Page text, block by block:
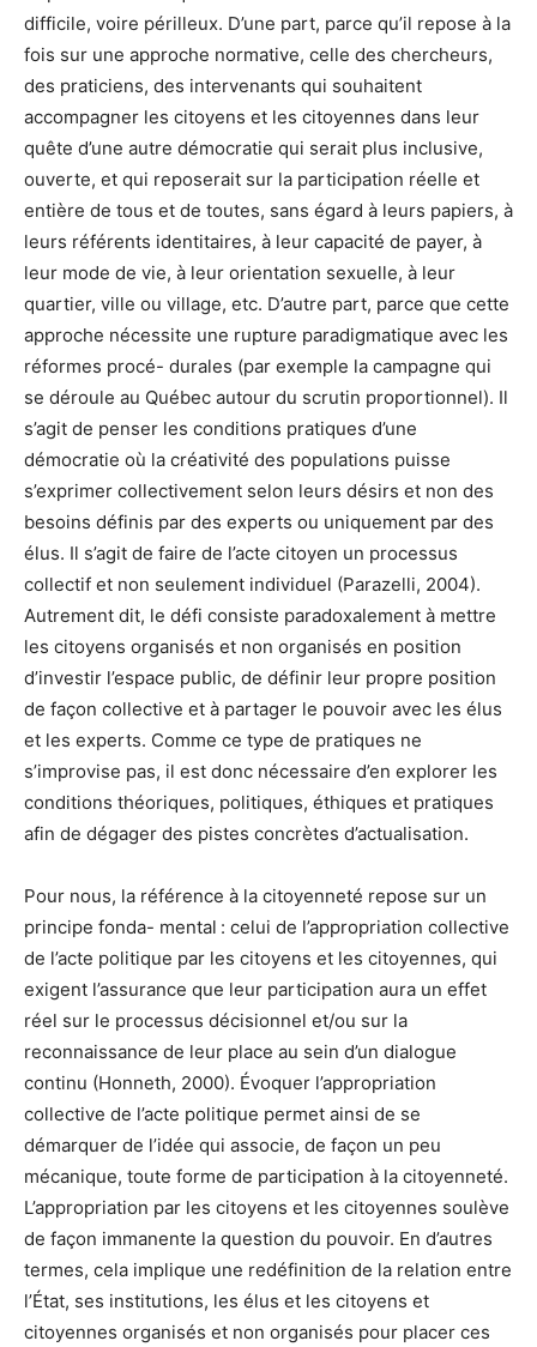
difficile, voire périlleux. D’une part, parce qu’il repose à la
fois sur une approche normative, celle des chercheurs,
des praticiens, des intervenants qui souhaitent
accompagner les citoyens et les citoyennes dans leur
quête d’une autre démocratie qui serait plus inclusive,
ouverte, et qui reposerait sur la participation réelle et
entière de tous et de toutes, sans égard à leurs papiers, à
leurs référents identitaires, à leur capacité de payer, à
leur mode de vie, à leur orientation sexuelle, à leur
quartier, ville ou village, etc. D’autre part, parce que cette
approche nécessite une rupture paradigmatique avec les
réformes procé- durales (par exemple la campagne qui
se déroule au Québec autour du scrutin proportionnel). Il
s’agit de penser les conditions pratiques d’une
démocratie où la créativité des populations puisse
s’exprimer collectivement selon leurs désirs et non des
besoins définis par des experts ou uniquement par des
élus. Il s’agit de faire de l’acte citoyen un processus
collectif et non seulement individuel (Parazelli, 2004).
Autrement dit, le défi consiste paradoxalement à mettre
les citoyens organisés et non organisés en position
d’investir l’espace public, de définir leur propre position
de façon collective et à partager le pouvoir avec les élus
et les experts. Comme ce type de pratiques ne
s’improvise pas, il est donc nécessaire d’en explorer les
conditions théoriques, politiques, éthiques et pratiques
afin de dégager des pistes concrètes d’actualisation.
Pour nous, la référence à la citoyenneté repose sur un
principe fonda- mental : celui de l’appropriation collective
de l’acte politique par les citoyens et les citoyennes, qui
exigent l’assurance que leur participation aura un effet
réel sur le processus décisionnel et/ou sur la
reconnaissance de leur place au sein d’un dialogue
continu (Honneth, 2000). Évoquer l’appropriation
collective de l’acte politique permet ainsi de se
démarquer de l’idée qui associe, de façon un peu
mécanique, toute forme de participation à la citoyenneté.
L’appropriation par les citoyens et les citoyennes soulève
de façon immanente la question du pouvoir. En d’autres
termes, cela implique une redéfinition de la relation entre
l’État, ses institutions, les élus et les citoyens et
citoyennes organisés et non organisés pour placer ces